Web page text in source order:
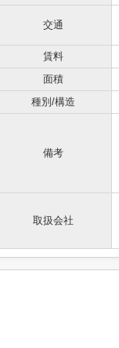
交通
賃料
面積
種別/構造
備考
取扱会社